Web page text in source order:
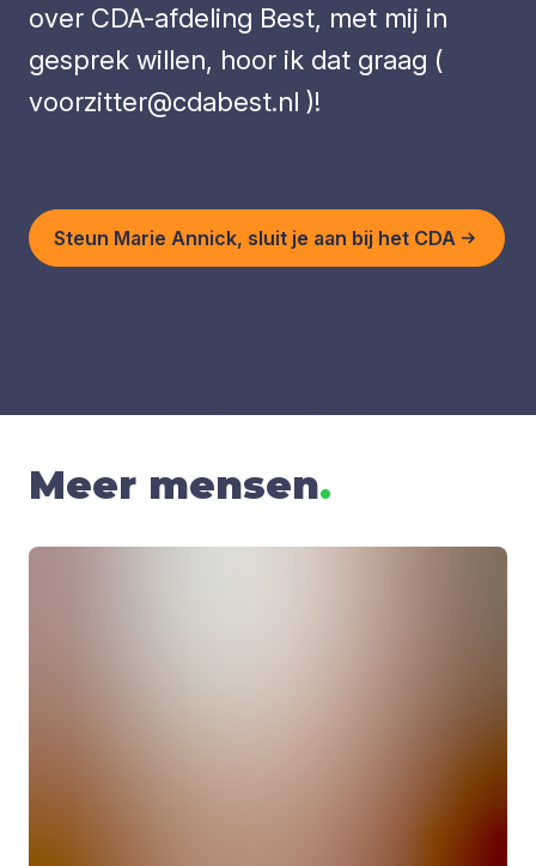
over CDA-afdeling Best, met mij in
gesprek willen, hoor ik dat graag (
voorzitter@cdabest.nl )!
Steun Marie Annick, sluit je aan bij het CDA
Meer mensen.